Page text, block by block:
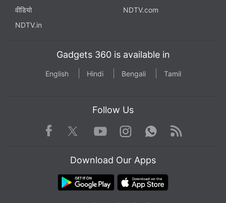
वीडियो
NDTV.com
NDTV.in
Gadgets 360 is available in
English Hindi Bengali Tamil
Follow Us
Facebook TwitterYoutube
Instagram WhatsApp
Rss
Download Our Apps